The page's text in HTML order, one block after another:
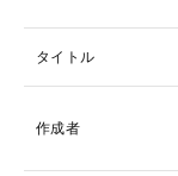
タイトル
作成者